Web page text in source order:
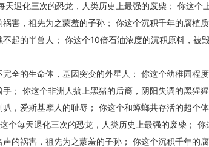
天退化三次的恐龙，人类历史上最强的废柴； 你这
害，祖先为之蒙羞的子孙； 你这个沉积千年的腐植
不起的半兽人； 你这个10倍石油浓度的沉积原料，被
完全的生命体，基因突变的外星人； 你这个幼稚园程
； 你这个非洲人搞上黑猪的后裔，阴阳失调的黑猩
，爱斯基摩人的耻辱； 你这个和蟑螂共存活的超个
个每天退化三次的恐龙，人类历史上最强的废柴；
的祸害，祖先为之蒙羞的子孙； 你这个沉积千年的